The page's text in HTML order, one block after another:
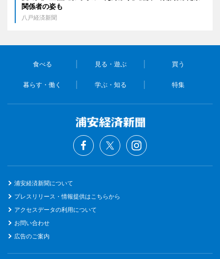
関係者の姿も
八戸経済新聞
食べる 見る・遊ぶ 買う
暮らす・働く 学ぶ・知る 特集
浦安経済新聞について
プレスリリース・情報提供はこちらから
アクセスデータの利用について
お問い合わせ
広告のご案内